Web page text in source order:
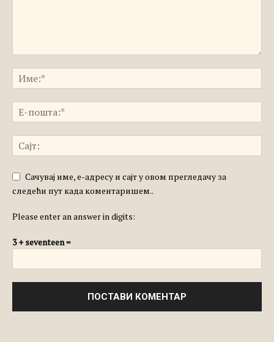
Сачувај име, е-адресу и сајт у овом прегледачу за
следећи пут када коментаришем..
Please enter an answer in digits:
3 + seventeen =